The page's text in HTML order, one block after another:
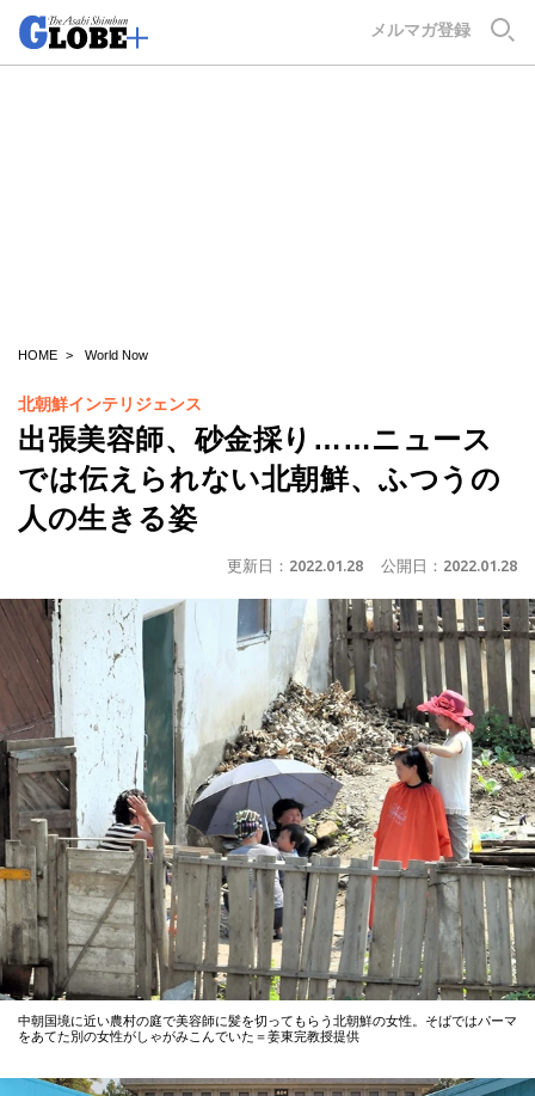
メルマガ登録
HOME World Now
北朝鮮インテリジェンス
出張美容師、砂金採り……ニュース
では伝えられない北朝鮮、ふつうの
人の生きる姿
更新日： 2022.01.28 公開日： 2022.01.28
中朝国境に近い農村の庭で美容師に髪を切ってもらう北朝鮮の女性。そばではパーマ
をあてた別の女性がしゃがみこんでいた＝姜東完教授提供